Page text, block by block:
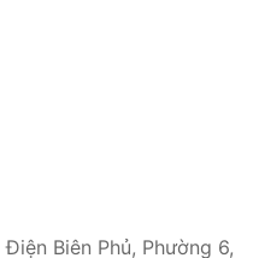
Điện Biên Phủ, Phường 6,